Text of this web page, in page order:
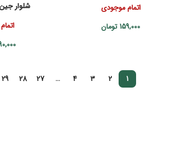
اتمام موجودی
159,000 تومان
شلوار جین
1
2
3
4
…
27
28
29